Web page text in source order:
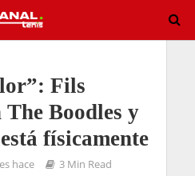
Fils
The Boodles y
físicamente
hace 3 Min Read